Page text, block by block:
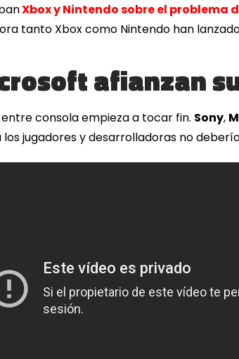
Xbox y Nintendo sobre el problema
tanto Xbox como Nintendo han
afianzan
consola empieza a tocar fin. Sony,
jugadores y desarrolladoras no